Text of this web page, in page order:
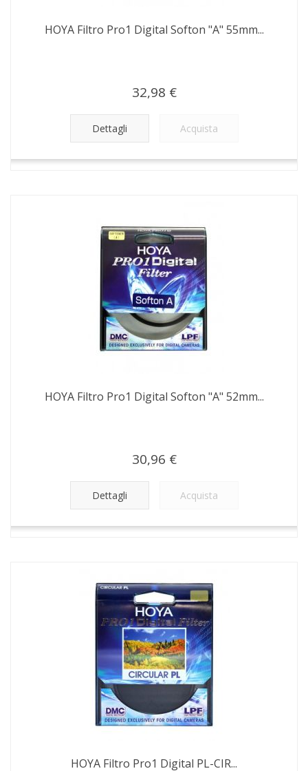
HOYA Filtro Pro1 Digital Softon "A" 55mm...
32,98 €
Dettagli Acquista
HOYA Filtro Pro1 Digital Softon "A" 52mm...
30,96 €
Dettagli Acquista
HOYA Filtro Pro1 Digital PL-CIR...